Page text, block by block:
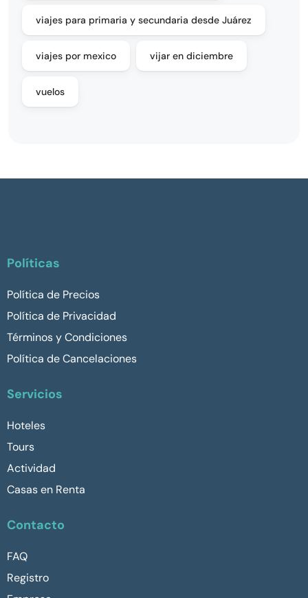
viajes para primaria y secundaria desde Juárez
viajes por mexico vijar en diciembre
vuelos
Políticas
Política de Precios
Política de Privacidad
Términos y Condiciones
Política de Cancelaciones
Servicios
Hoteles
Tours
Actividad
Casas en Renta
Contacto
FAQ
Registro